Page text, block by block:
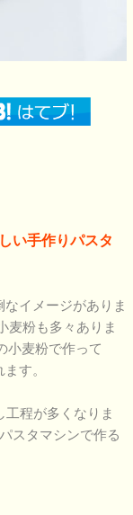
い手作りパスタ
イメージがありま
麦粉も多々ありま
小麦粉で作って
す。
程が多くなりま
スタマシンで作る